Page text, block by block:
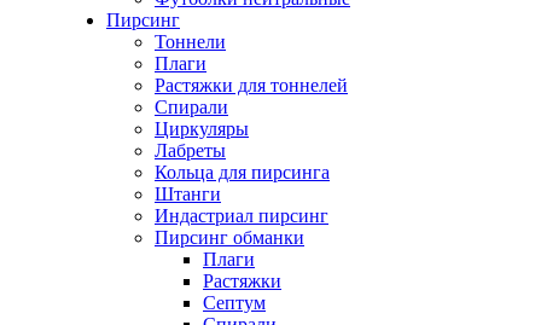
Пирсинг
Тоннели
Плаги
Растяжки для тоннелей
Спирали
Циркуляры
Лабреты
Кольца для пирсинга
Штанги
Индастриал пирсинг
Пирсинг обманки
Плаги
Растяжки
Септум